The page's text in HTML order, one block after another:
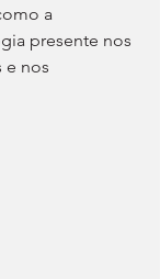
a
presente nos
e nos